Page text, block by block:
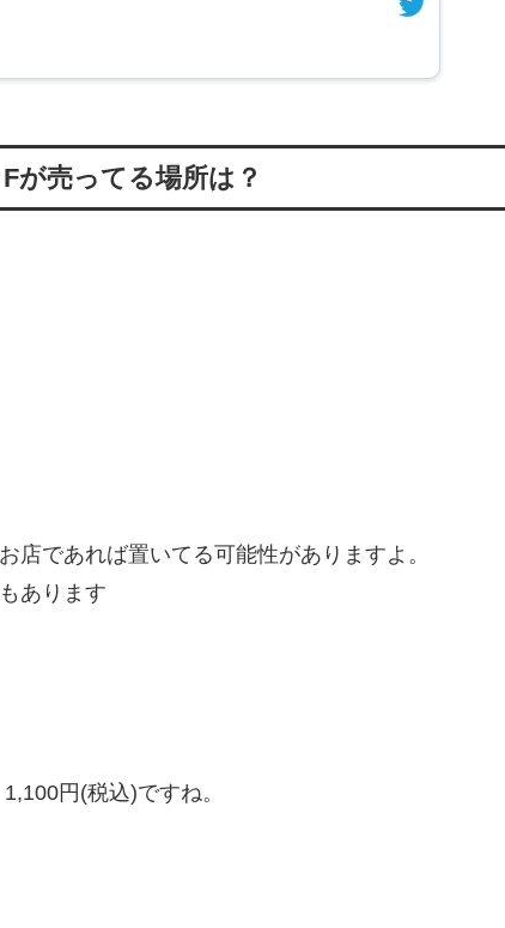
が売ってる場所は？
であれば置いてる可能性がありますよ。
あります
円(税込)ですね。